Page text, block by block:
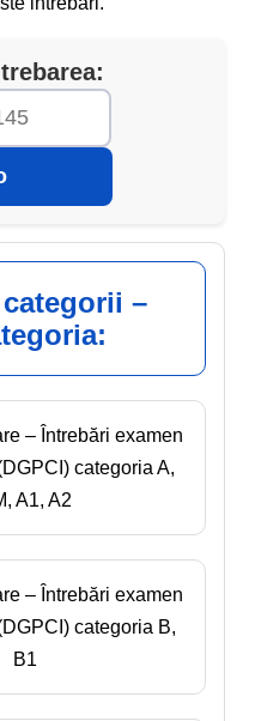
–
– Întrebări examen
categoria A,
A1, A2
– Întrebări examen
categoria B,
B1